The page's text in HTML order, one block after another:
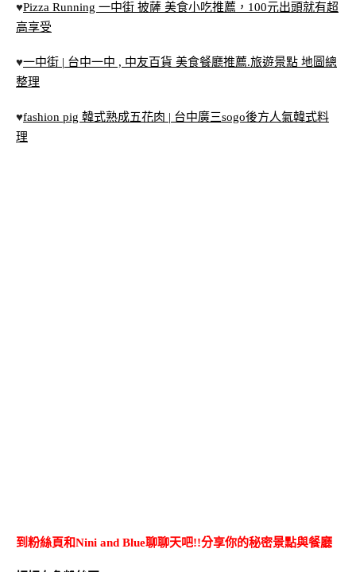
♥Pizza Running 一中街 披薩 美食小吃推薦，100元出頭就有超
高享受
♥一中街 | 台中一中 , 中友百貨 美食餐廳推薦.旅遊景點 地圖總
整理
♥fashion pig 韓式熟成五花肉 | 台中廣三sogo後方人氣韓式料
理
到粉絲頁和Nini and Blue聊聊天吧!!分享你的秘密景點與餐廳